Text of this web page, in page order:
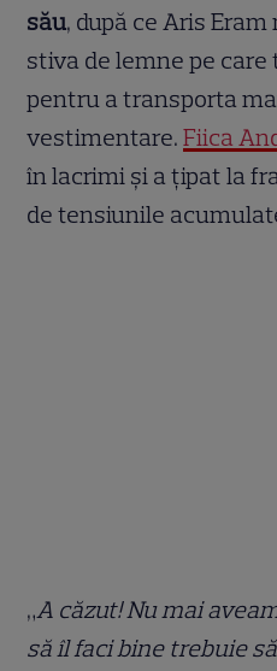
său, după ce Aris
stiva de lemne pe care
pentru a transporta
vestimentare.Fiica
în lacrimi și a țipat la
de tensiunile
„A căzut! Nu mai
să îl faci bine trebuie